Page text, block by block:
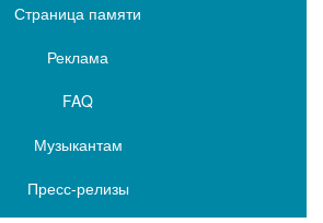
Страница памяти
Реклама
FAQ
Музыкантам
Пресс-релизы